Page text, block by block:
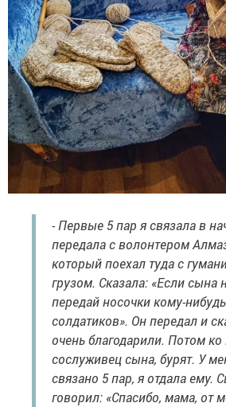
- Первые 5 пар я связала в
передала с волонтером
который поехал туда с
грузом. Сказала: «Если сына
передай носочки кому-
солдатиков». Он передал и
очень благодарили. Потом
сослуживец сына, бурят. У
связано 5 пар, я отдала ему.
говорил: «Спасибо, мама, от